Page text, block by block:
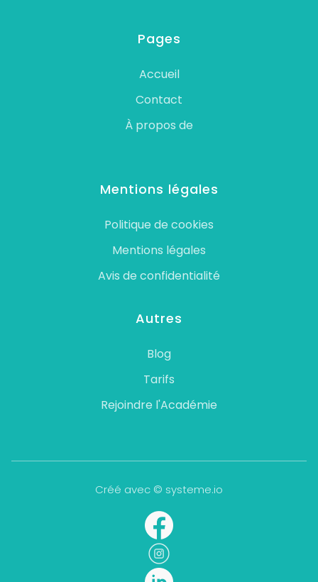
Pages
Accueil
Contact
À propos de
Mentions légales
Politique de cookies
Mentions légales
Avis de confidentialité
Autres
Blog
Tarifs
Rejoindre l'Académie
Créé avec © systeme.io